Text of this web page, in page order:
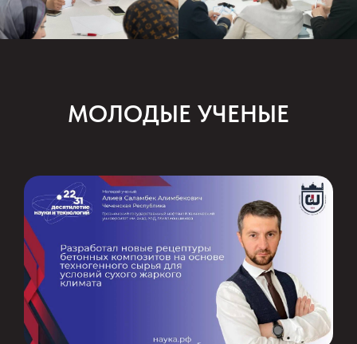
МОЛОДЫЕ УЧЕНЫЕ